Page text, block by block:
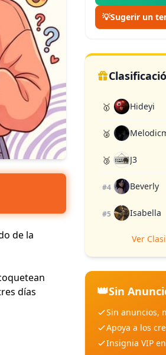
de la
días
💡Sugerir un
🥇 Hideyi
🥈
🥉 J3
#4 Beverly
#5 Isabella
Ver
👑Sin
Sin anuncios,
Apoya a los
Insignia VIP